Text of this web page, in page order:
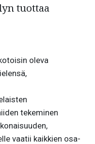
tuottaa
oleva
tekeminen
vaatii kaikkien osa-